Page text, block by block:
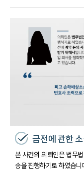
금전에 관한
본 사건의 의뢰인은 법무
송을 진행하기로 하였습니